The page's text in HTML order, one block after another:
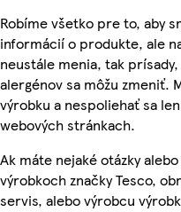
Robíme všetko pre to, aby
informácií o produkte, ale
neustále menia, tak
alergénov sa môžu zmeniť.
výrobku a nespoliehať sa
webových stránkach.
Ak máte nejaké otázky
výrobkoch značky Tesco,
servis, alebo výrobcu